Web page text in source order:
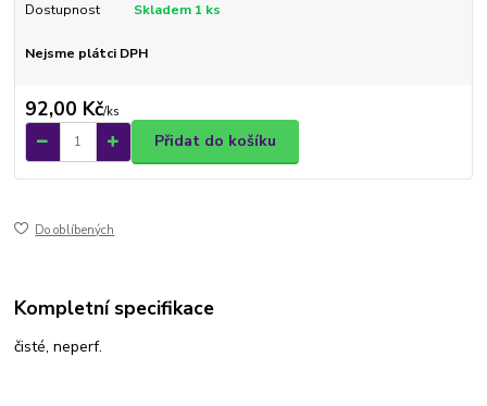
Dostupnost Skladem 1 ks
Nejsme plátci DPH
92,00 Kč/ks
Přidat do košíku
Do oblíbených
Kompletní specifikace
čisté, neperf.